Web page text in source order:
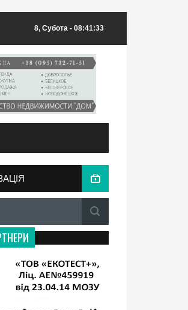
8, Субота - 08:41:33